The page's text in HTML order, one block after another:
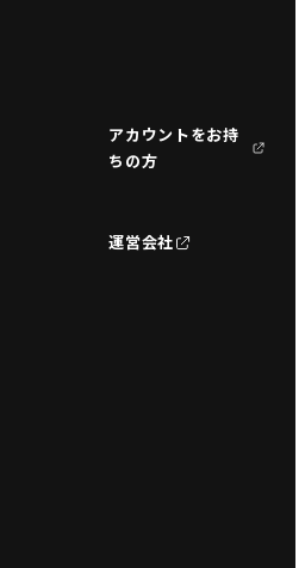
アカウントをお持
ちの方
運営会社